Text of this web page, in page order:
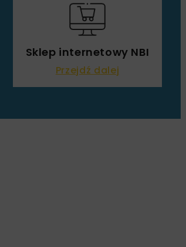
Sklep internetowy NBI
Przejdź dalej